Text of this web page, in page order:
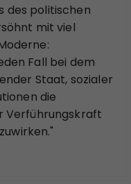
des politischen
mit viel
Fall bei dem
Staat, sozialer
die
Verführungskraft